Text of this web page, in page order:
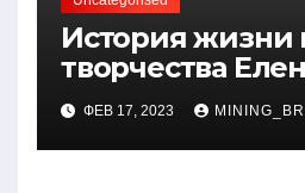
История жизни
творчества
Дубровской —
достижения,
факты
ФЕВ 17, 2023